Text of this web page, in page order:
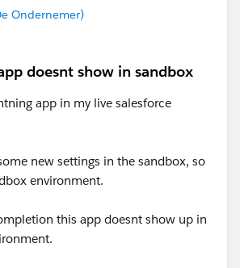
Ondernemer)
doesnt show in sandbox
app in my live salesforce
new settings in the sandbox, so
environment.
this app doesnt show up in